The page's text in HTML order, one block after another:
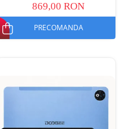
869,00 RON
PRECOMANDA